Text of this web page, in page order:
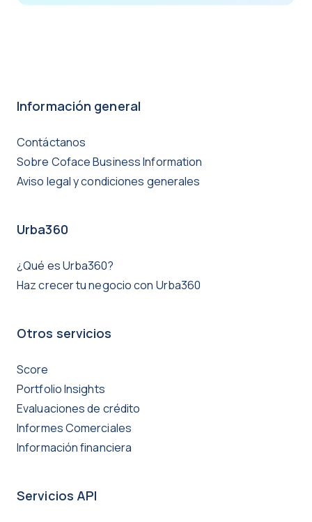
Información general
Contáctanos
Sobre Coface Business Information
Aviso legal y condiciones generales
Urba360
¿Qué es Urba360?
Haz crecer tu negocio con Urba360
Otros servicios
Score
Portfolio Insights
Evaluaciones de crédito
Informes Comerciales
Información financiera
Servicios API